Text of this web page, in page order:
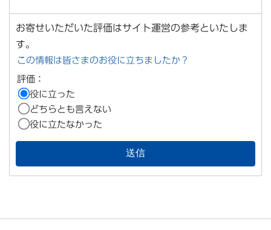
お寄せいただいた評価はサイト運営の参考といたしま
す。
この情報は皆さまのお役に立ちましたか？
評価：
役に立った
どちらとも言えない
役に立たなかった